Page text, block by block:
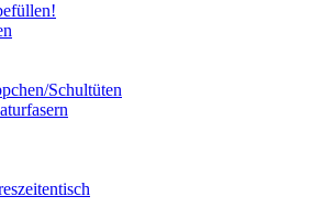
Schultüten